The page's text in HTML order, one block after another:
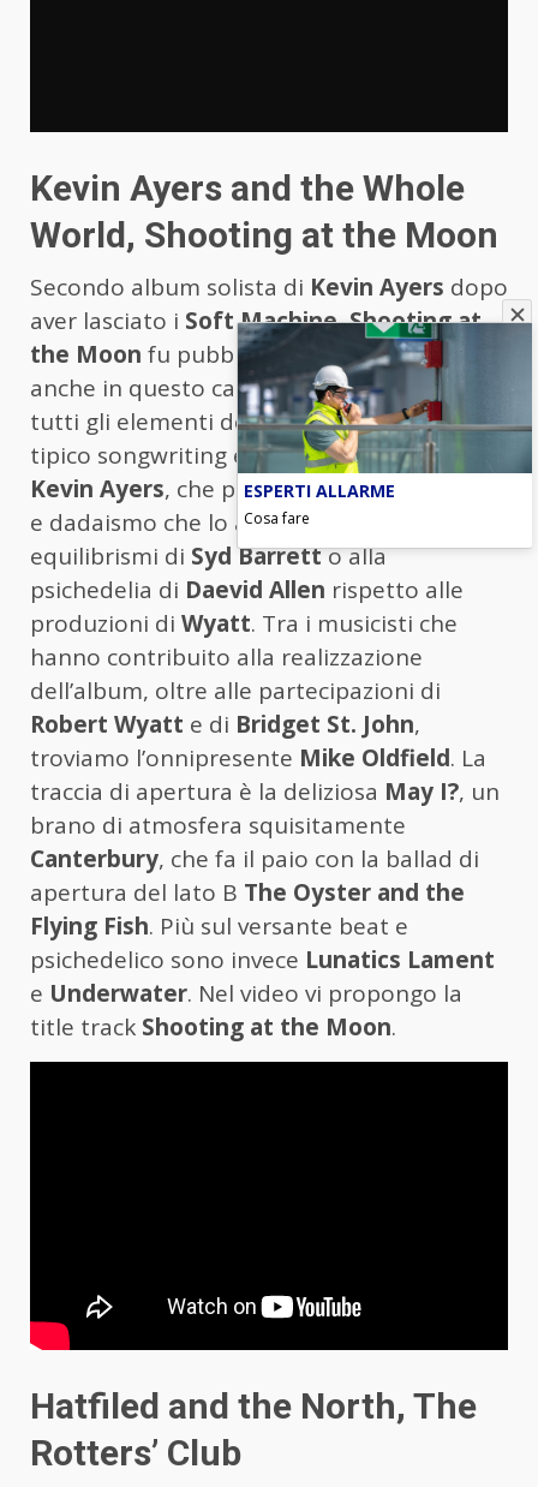
Kevin Ayers and the Whole
World, Shooting at the Moon
Secondo album solista di Kevin Ayers dopo
aver lasciato i Soft Machine,Shooting at
the Moon fu pubblicato nel 1970. Si tratta
anche in questo caso di un condensato di
tutti gli elementi del Canterbury sound nel
tipico songwriting elegante e raffinato di
Kevin Ayers, che però ha un tocco di follia
e dadaismo che lo avvicina di più agli
equilibrismi di Syd Barretto alla
psichedelia di Daevid Allen rispetto alle
produzioni di Wyatt. Tra i musicisti che
hanno contribuito alla realizzazione
dell’album, oltre alle partecipazioni di
Robert Wyatt e di Bridget St. John,
troviamo l’onnipresente Mike Oldfield. La
traccia di apertura è la deliziosa May I?, un
brano di atmosfera squisitamente
Canterbury, che fa il paio con la ballad di
apertura del lato B The Oyster and the
Flying Fish. Più sul versante beat e
psichedelico sono invece Lunatics Lament
e Underwater. Nel video vi propongo la
title track Shooting at the Moon.
Hatfiled and the North, The
Rotters’ Club
ESPERTI ALLARME
Cosa fare